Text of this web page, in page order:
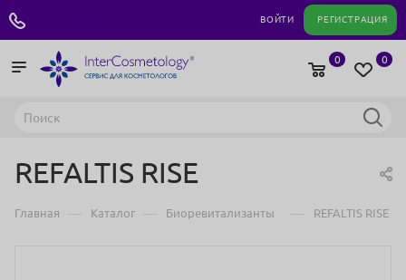
ВОЙТИ РЕГИСТРАЦИЯ
0
0
REFALTIS RISE
Главная — Каталог — Биоревитализанты — REFALTIS RISE